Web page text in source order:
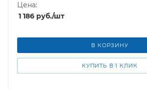
Цена:
1 186 руб./шт
В КОРЗИНУ
КУПИТЬ В 1 КЛИК